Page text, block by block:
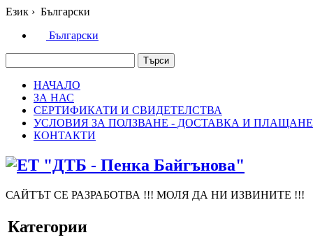
Език › Български
Български
НАЧАЛО
ЗА НАС
СЕРТИФИКАТИ И СВИДЕТЕЛСТВА
УСЛОВИЯ ЗА ПОЛЗВАНЕ - ДОСТАВКА И ПЛАЩАНЕ
КОНТАКТИ
САЙТЪТ СЕ РАЗРАБОТВА !!! МОЛЯ ДА НИ ИЗВИНИТЕ !!!
Категории